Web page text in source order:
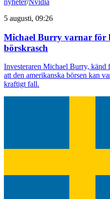
nyheter/Nvidia
5 augusti, 09:26
Michael Burry varnar för
börskrasch
Investeraren Michael Burry,
att den amerikanska börsen kan
kraftigt fall.